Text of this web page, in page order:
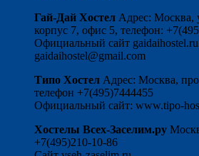
Гай-Дай Хостел Адрес: Москва,
корпус 7, офис 5, телефон:
Официальный сайт
gaidaihostel@gmail.com
Типо Хостел Адрес: Москва,
телефон +7(495)7444455
Официальный сайт: www.tipo-
Хостелы Всех-Заселим.ру
+7(495)210-10-86